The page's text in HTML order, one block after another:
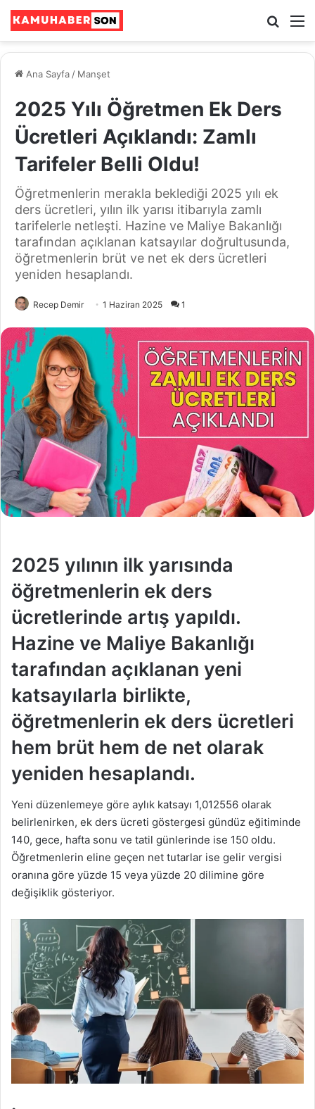
Ara
Ana Sayfa / Manşet
2025 Yılı Öğretmen Ek Ders
Ücretleri Açıklandı: Zamlı
Tarifeler Belli Oldu!
Öğretmenlerin merakla beklediği 2025 yılı ek
ders ücretleri, yılın ilk yarısı itibarıyla zamlı
tarifelerle netleşti. Hazine ve Maliye Bakanlığı
tarafından açıklanan katsayılar doğrultusunda,
öğretmenlerin brüt ve net ek ders ücretleri
yeniden hesaplandı.
Recep Demir 1 Haziran 2025 1
2025 yılının ilk yarısında
öğretmenlerin ek ders
ücretlerinde artış yapıldı.
Hazine ve Maliye Bakanlığı
tarafından açıklanan yeni
katsayılarla birlikte,
öğretmenlerin ek ders ücretleri
hem brüt hem de net olarak
yeniden hesaplandı.
Yeni düzenlemeye göre aylık katsayı 1,012556 olarak
belirlenirken, ek ders ücreti göstergesi gündüz eğitiminde
140, gece, hafta sonu ve tatil günlerinde ise 150 oldu.
Öğretmenlerin eline geçen net tutarlar ise gelir vergisi
oranına göre yüzde 15 veya yüzde 20 dilimine göre
değişiklik gösteriyor.